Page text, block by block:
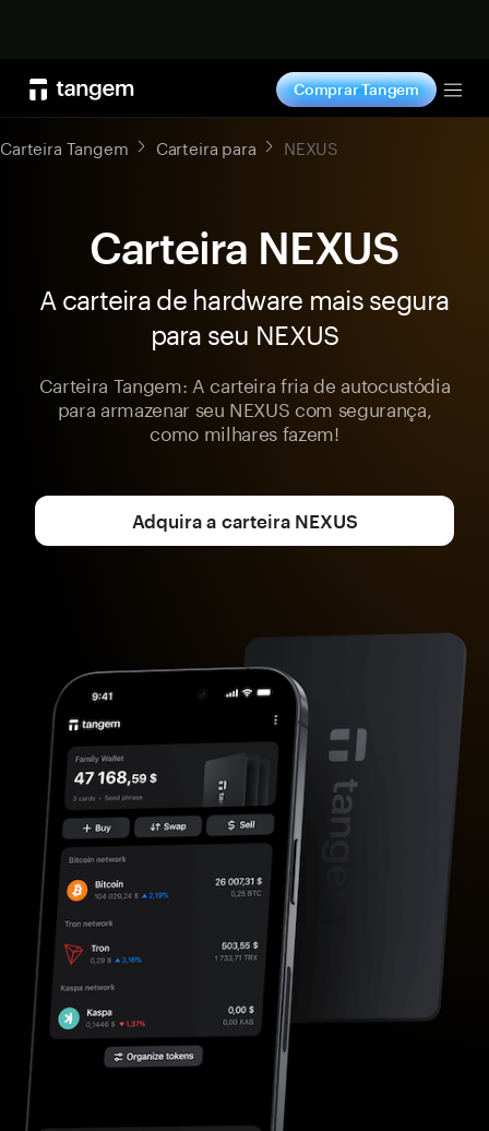
Comprar Tangem
Carteira Tangem Carteira para NEXUS
Carteira NEXUS
A carteira de hardware mais segura
para seu NEXUS
Carteira Tangem: A carteira fria de autocustódia
para armazenar seu NEXUS com segurança,
como milhares fazem!
Adquira a carteira NEXUS